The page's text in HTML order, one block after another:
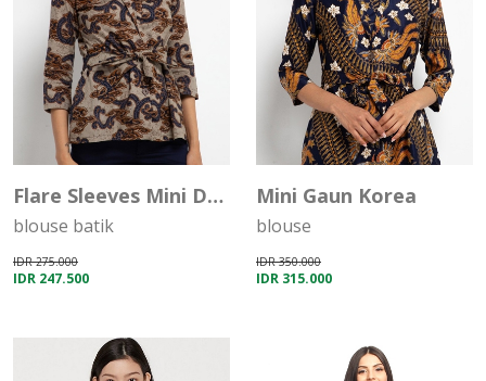
Flare Sleeves Mini Dress
blouse batik
IDR 275.000
IDR 247.500
Sale
Mini Gaun Korea
blouse
IDR 350.000
IDR 315.000